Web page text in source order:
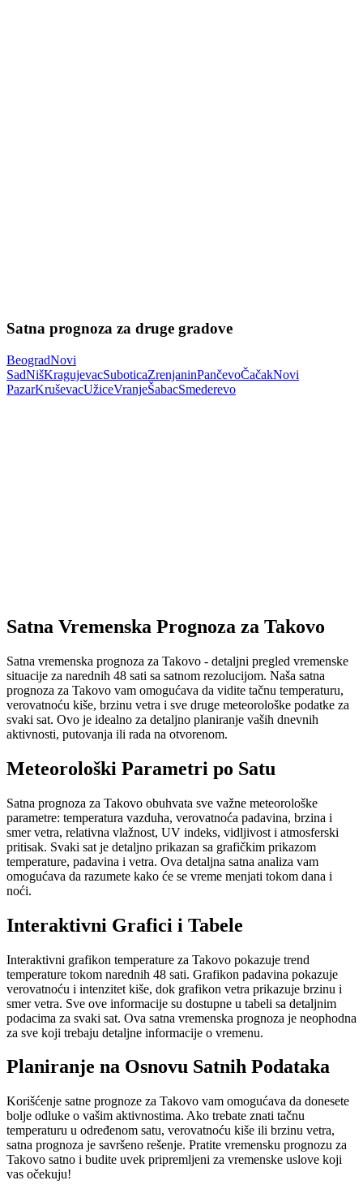
Satna prognoza za druge gradove
BeogradNovi
SadNišKragujevacSuboticaZrenjaninPančevoČačakNovi
PazarKruševacUžiceVranjeŠabacSmederevo
Satna Vremenska Prognoza za Takovo
Satna vremenska prognoza za Takovo - detaljni pregled vremenske
situacije za narednih 48 sati sa satnom rezolucijom. Naša satna
prognoza za Takovo vam omogućava da vidite tačnu temperaturu,
verovatnoću kiše, brzinu vetra i sve druge meteorološke podatke za
svaki sat. Ovo je idealno za detaljno planiranje vaših dnevnih
aktivnosti, putovanja ili rada na otvorenom.
Meteorološki Parametri po Satu
Satna prognoza za Takovo obuhvata sve važne meteorološke
parametre: temperatura vazduha, verovatnoća padavina, brzina i
smer vetra, relativna vlažnost, UV indeks, vidljivost i atmosferski
pritisak. Svaki sat je detaljno prikazan sa grafičkim prikazom
temperature, padavina i vetra. Ova detaljna satna analiza vam
omogućava da razumete kako će se vreme menjati tokom dana i
noći.
Interaktivni Grafici i Tabele
Interaktivni grafikon temperature za Takovo pokazuje trend
temperature tokom narednih 48 sati. Grafikon padavina pokazuje
verovatnoću i intenzitet kiše, dok grafikon vetra prikazuje brzinu i
smer vetra. Sve ove informacije su dostupne u tabeli sa detaljnim
podacima za svaki sat. Ova satna vremenska prognoza je neophodna
za sve koji trebaju detaljne informacije o vremenu.
Planiranje na Osnovu Satnih Podataka
Korišćenje satne prognoze za Takovo vam omogućava da donesete
bolje odluke o vašim aktivnostima. Ako trebate znati tačnu
temperaturu u određenom satu, verovatnoću kiše ili brzinu vetra,
satna prognoza je savršeno rešenje. Pratite vremensku prognozu za
Takovo satno i budite uvek pripremljeni za vremenske uslove koji
vas očekuju!